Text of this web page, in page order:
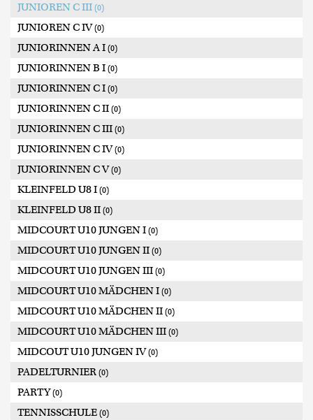
JUNIOREN C III (0)
JUNIOREN C IV(0)
JUNIORINNEN A I (0)
JUNIORINNEN B I (0)
JUNIORINNEN C I (0)
JUNIORINNEN C II (0)
JUNIORINNEN C III (0)
JUNIORINNEN C IV(0)
JUNIORINNEN C V(0)
KLEINFELD U8 I (0)
KLEINFELD U8 II (0)
MIDCOURT U10 JUNGEN I (0)
MIDCOURT U10 JUNGEN II (0)
MIDCOURT U10 JUNGEN III (0)
MIDCOURT U10 MÄDCHEN I (0)
MIDCOURT U10 MÄDCHEN II (0)
MIDCOURT U10 MÄDCHEN III (0)
MIDCOUT U10 JUNGEN IV(0)
PADELTURNIER (0)
PARTY(0)
TENNISSCHULE (0)